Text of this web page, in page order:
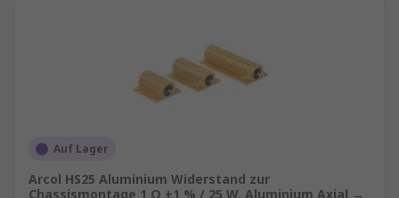
Auf Lager
Arcol HS25 Aluminium Widerstand zur
Chassismontage 1 Ω ±1 % / 25 W, Aluminium Axial →